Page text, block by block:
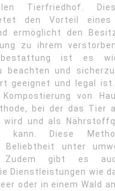
Tierfriedhof.
den Vorteil eines
ermöglicht den
zu ihrem
ist es
beachten und
geeignet und legal
von
bei der das Tier
wird und als
kann. Diese
Beliebtheit unter
Zudem gibt es
Dienstleistungen wie
oder in einem Wald